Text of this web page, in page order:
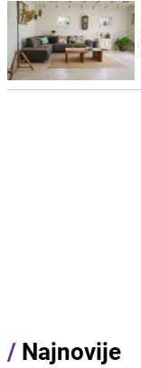
/ Najnovije